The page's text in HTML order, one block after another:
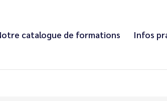
catalogue de formations Infos